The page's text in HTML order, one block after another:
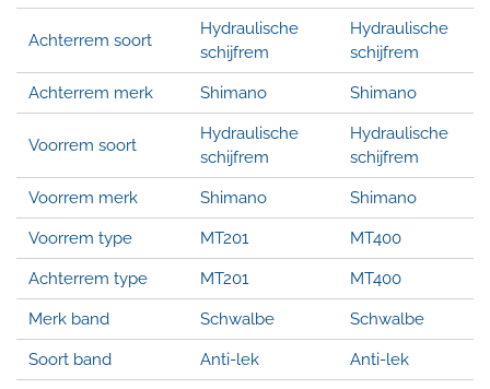
Achterrem soort
Hydraulische
schijfrem
Hydraulische
schijfrem
Achterrem merk Shimano Shimano
Voorrem soort
Hydraulische
schijfrem
Hydraulische
schijfrem
Voorrem merk Shimano Shimano
Voorrem type MT201 MT400
Achterrem type MT201 MT400
Merk band Schwalbe Schwalbe
Soort band Anti-lek Anti-lek